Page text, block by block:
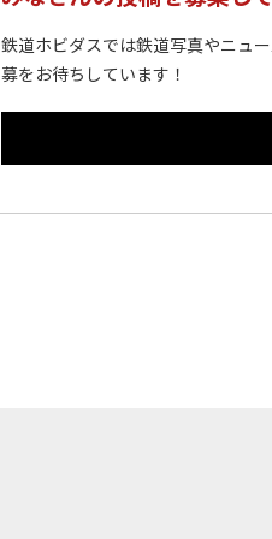
鉄道ホビダスでは鉄道写真やニュ
募をお待ちしています！